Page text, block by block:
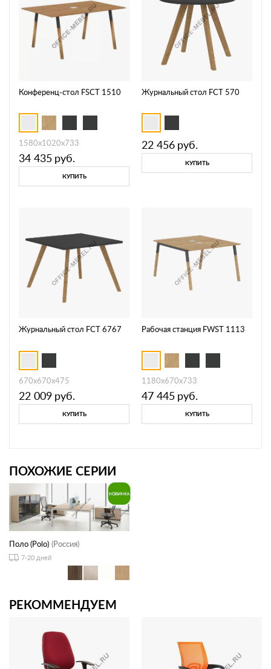
Конференц-стол FSCT 1510
1580х1020х733
34 435 руб.
КУПИТЬ
Журнальный стол FCT 570
22 456 руб.
КУПИТЬ
Журнальный стол FCT 6767
670х670х475
22 009 руб.
КУПИТЬ
Рабочая станция FWST 1113
1180х670х733
47 445 руб.
КУПИТЬ
ПОХОЖИЕ СЕРИИ
Поло (Polo) (Россия)
7-20 дней
РЕКОММЕНДУЕМ